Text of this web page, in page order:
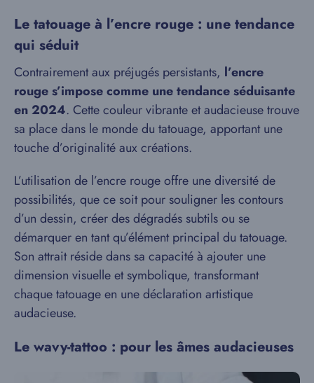
Le tatouage à l’encre rouge : une tendance
qui séduit
Contrairement aux préjugés persistants, l’encre
rouge s’impose comme une tendance séduisante
en 2024. Cette couleur vibrante et audacieuse trouve
sa place dans le monde du tatouage, apportant une
touche d’originalité aux créations.
L’utilisation de l’encre rouge offre une diversité de
possibilités, que ce soit pour souligner les contours
d’un dessin, créer des dégradés subtils ou se
démarquer en tant qu’élément principal du tatouage.
Son attrait réside dans sa capacité à ajouter une
dimension visuelle et symbolique, transformant
chaque tatouage en une déclaration artistique
audacieuse.
Le wavy-tattoo : pour les âmes audacieuses